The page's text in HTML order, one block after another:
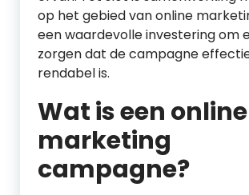
op het gebied van online
een waardevolle investering om
zorgen dat de campagne
rendabel is.
Wat is een online
marketing
campagne?